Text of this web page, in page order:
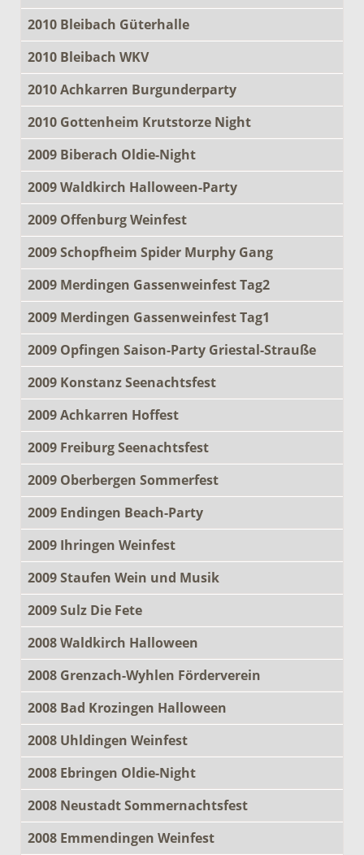
2010 Bleibach Güterhalle
2010 Bleibach WKV
2010 Achkarren Burgunderparty
2010 Gottenheim Krutstorze Night
2009 Biberach Oldie-Night
2009 Waldkirch Halloween-Party
2009 Offenburg Weinfest
2009 Schopfheim Spider Murphy Gang
2009 Merdingen Gassenweinfest Tag2
2009 Merdingen Gassenweinfest Tag1
2009 Opfingen Saison-Party Griestal-Strauße
2009 Konstanz Seenachtsfest
2009 Achkarren Hoffest
2009 Freiburg Seenachtsfest
2009 Oberbergen Sommerfest
2009 Endingen Beach-Party
2009 Ihringen Weinfest
2009 Staufen Wein und Musik
2009 Sulz Die Fete
2008 Waldkirch Halloween
2008 Grenzach-Wyhlen Förderverein
2008 Bad Krozingen Halloween
2008 Uhldingen Weinfest
2008 Ebringen Oldie-Night
2008 Neustadt Sommernachtsfest
2008 Emmendingen Weinfest